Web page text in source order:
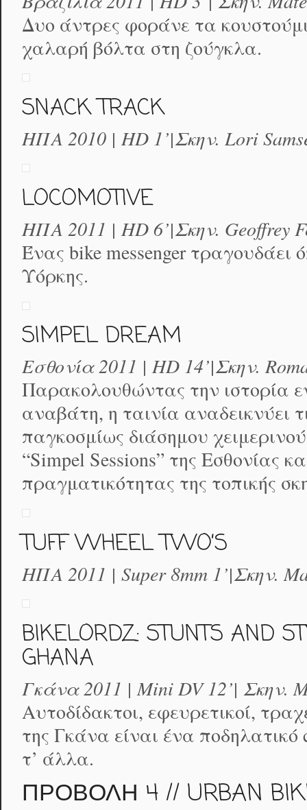
Δυο άντρες φοράνε τα
χαλαρή βόλτα στη ζούγκλα.
SNACK TRACK
ΗΠΑ 2010 | HD 1’|Σκην. Lori
LOCOMOTIVE
ΗΠΑ 2011 | HD 6’|Σκην. Geoffrey
Ένας bike messenger τραγουδάει
Υόρκης.
SIMPEL DREAM
Εσθονία 2011 | HD 14’|Σκην.
Παρακολουθώντας την ιστορία
αναβάτη, η ταινία αναδεικνύει
παγκοσμίως διάσημου
“Simpel Sessions” της Εσθονίας
πραγματικότητας της τοπικής
TUFF WHEEL TWO’S
ΗΠΑ 2011 | Super 8mm 1’|Σκην.
BIKELORDZ: STUNTS AND
GHANA
Γκάνα 2011 | Mini DV 12’| Σκην.
Αυτοδίδακτοι, εφευρετικοί,
της Γκάνα είναι ένα
τ’ άλλα.
ΠΡΟΒΟΛΗ 4 // URBAN